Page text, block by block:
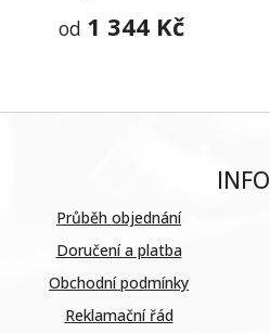
od 1 344 Kč
INFO
Průběh objednání
Doručení a platba
Obchodní podmínky
Reklamační řád